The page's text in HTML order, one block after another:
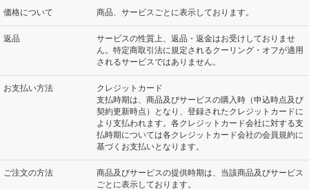
価格について 商品、サービスごとに表示しております。
返品
サービスの性質上、返品・返金はお受けしておりませ
ん。特定商取引法に規定されるクーリング・オフが適用
されるサービスではありません。
お支払い方法
クレジットカード
支払時期は、商品及びサービスの購入時（申込時点及び
契約更新時点）となり、登録されたクレジットカードに
より支払われます。各クレジットカード会社に対する支
払時期については各クレジットカード会社の会員規約に
基づくお支払いとなります。
ご注文の方法
商品及びサービスの提供時期は、当該商品及びサービス
ごとに表示しております。